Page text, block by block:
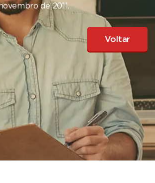
de 2011.
Voltar